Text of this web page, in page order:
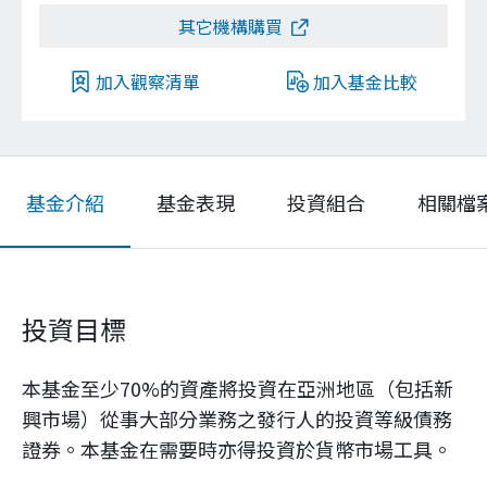
其它機構購買
加入觀察清單 加入基金比較
基金介紹 基金表現 投資組合 相關檔
投資目標
本基金至少70%的資產將投資在亞洲地區（包括新
興市場）從事大部分業務之發行人的投資等級債務
證券。本基金在需要時亦得投資於貨幣市場工具。